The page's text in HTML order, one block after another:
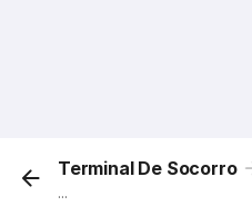
Terminal De Socorro
...